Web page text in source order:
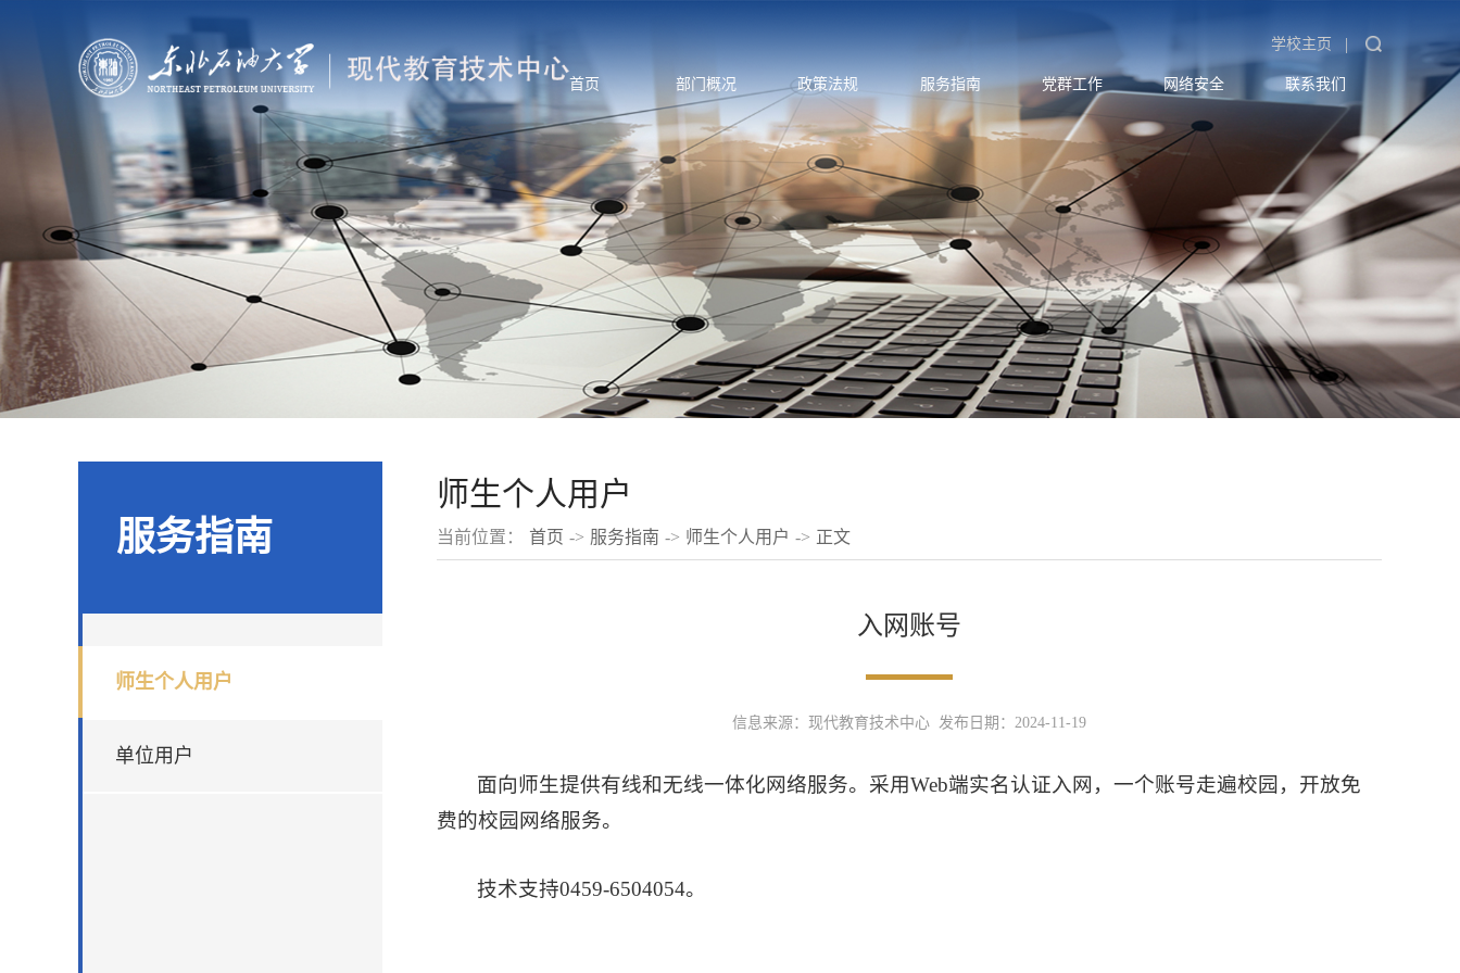
|
学校主页
首页 部门概况 政策法规 服务指南 党群工作 网络安全 联系我们
服务指南
师生个人用户
单位用户
师生个人用户
当前位置： 首页 -> 服务指南 -> 师生个人用户 -> 正文
入网账号
信息来源：现代教育技术中心 发布日期：2024-11-19
面向师生提供有线和无线一体化网络服务。采用Web端实名认证入网，一个账号走遍校园，开放免
费的校园网络服务。
技术支持0459-6504054。